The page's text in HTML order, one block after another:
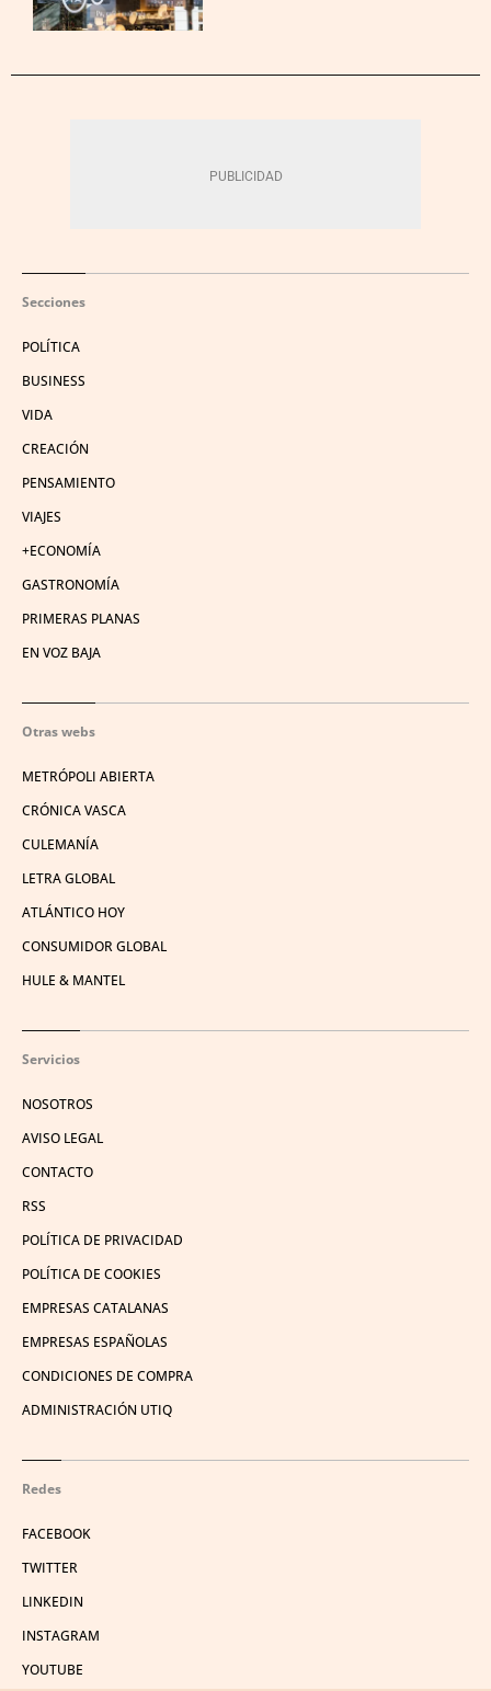
Secciones
POLÍTICA
BUSINESS
VIDA
CREACIÓN
PENSAMIENTO
VIAJES
+ECONOMÍA
GASTRONOMÍA
PRIMERAS PLANAS
EN VOZ BAJA
Otras webs
METRÓPOLI ABIERTA
CRÓNICA VASCA
CULEMANÍA
LETRA GLOBAL
ATLÁNTICO HOY
CONSUMIDOR GLOBAL
HULE & MANTEL
Servicios
NOSOTROS
AVISO LEGAL
CONTACTO
RSS
POLÍTICA DE PRIVACIDAD
POLÍTICA DE COOKIES
EMPRESAS CATALANAS
EMPRESAS ESPAÑOLAS
CONDICIONES DE COMPRA
ADMINISTRACIÓN UTIQ
Redes
FACEBOOK
TWITTER
LINKEDIN
INSTAGRAM
YOUTUBE